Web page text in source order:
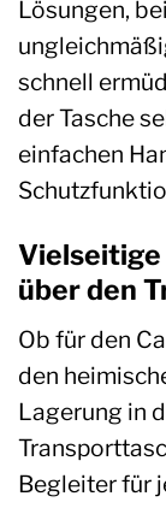
Lösungen,
schnell
der Tasche
einfachen
über den
Ob für den
den
Lagerung in
Begleiter für